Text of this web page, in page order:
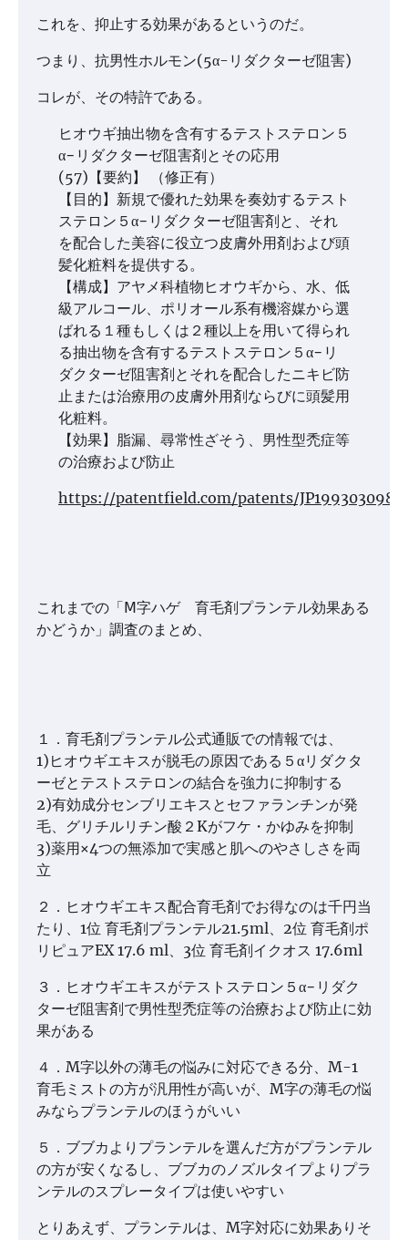
これを、抑止する効果があるというのだ。
つまり、抗男性ホルモン(5α-リダクターゼ阻害)
コレが、その特許である。
ヒオウギ抽出物を含有するテストステロン５
α−リダクターゼ阻害剤とその応用
(57)【要約】 （修正有）
【目的】新規で優れた効果を奏効するテスト
ステロン５α−リダクターゼ阻害剤と、それ
を配合した美容に役立つ皮膚外用剤および頭
髪化粧料を提供する。
【構成】アヤメ科植物ヒオウギから、水、低
級アルコール、ポリオール系有機溶媒から選
ばれる１種もしくは２種以上を用いて得られ
る抽出物を含有するテストステロン５α−リ
ダクターゼ阻害剤とそれを配合したニキビ防
止または治療用の皮膚外用剤ならびに頭髪用
化粧料。
【効果】脂漏、尋常性ざそう、男性型禿症等
の治療および防止
https://patentfield.com/patents/
これまでの「Ⅿ字ハゲ 育毛剤プランテル効果ある
かどうか」調査のまとめ、
１．育毛剤プランテル公式通販での情報では、
1)ヒオウギエキスが脱毛の原因である５αリダクタ
ーゼとテストステロンの結合を強力に抑制する
2)有効成分センブリエキスとセファランチンが発
毛、グリチルリチン酸２Kがフケ・かゆみを抑制
3)薬用×4つの無添加で実感と肌へのやさしさを両
立
２．ヒオウギエキス配合育毛剤でお得なのは千円当
たり、1位 育毛剤プランテル21.5ml、2位 育毛剤ポ
リピュアEX 17.6 ml、3位 育毛剤イクオス 17.6ml
３．ヒオウギエキスがテストステロン５α−リダク
ターゼ阻害剤で男性型禿症等の治療および防止に効
果がある
４．M字以外の薄毛の悩みに対応できる分、M-1
育毛ミストの方が汎用性が高いが、M字の薄毛の悩
みならプランテルのほうがいい
５．ブブカよりプランテルを選んだ方がプランテル
の方が安くなるし、ブブカのノズルタイプよりプラ
ンテルのスプレータイプは使いやすい
とりあえず、プランテルは、M字対応に効果ありそ